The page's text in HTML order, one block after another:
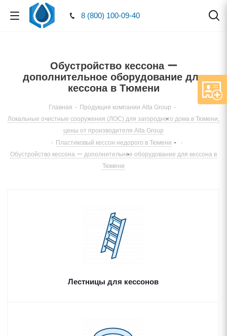
8 (800) 100-09-40
Обустройство кессона ー
дополнительное оборудование для
кессона в Тюмени
Главная - Продукция компании Alta Group -
Локальные очистные сооружения (ЛОС) для загородного дома в Тюмени,
цены от производителя Alta Group
- Пластиковый кессон недорого в Тюмени
-
Обустройство кессона ー дополнительное оборудование для кессона в
Тюмени
Лестницы для кессонов